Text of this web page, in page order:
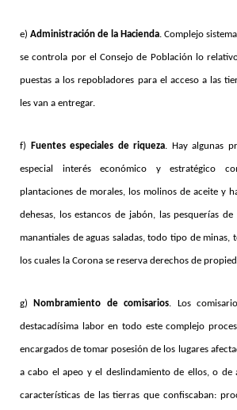
e) Administración de la Hacienda. Complejo
se controla por el Consejo de Población lo
puestas a los repobladores para el acceso a las
les van a entregar.
f) Fuentes especiales de riqueza. Hay algunas
especial interés económico y estratégico
plantaciones de morales, los molinos de aceite y
dehesas, los estancos de jabón, las pesquerías de
manantiales de aguas saladas, todo tipo de
los cuales la Corona se reserva derechos de
g) Nombramiento de comisarios. Los
destacadísima labor en todo este complejo
encargados de tomar posesión de los lugares
a cabo el apeo y el deslindamiento de ellos, o de
características de las tierras que confiscaban: